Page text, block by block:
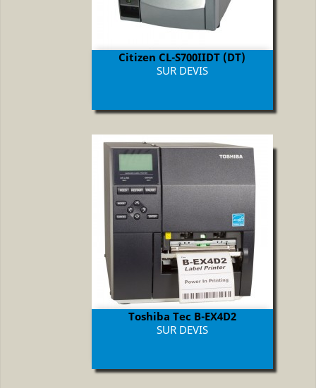
Citizen CL-S700IIDT (DT)
Prix
SUR DEVIS
Toshiba Tec B-EX4D2
Prix
SUR DEVIS